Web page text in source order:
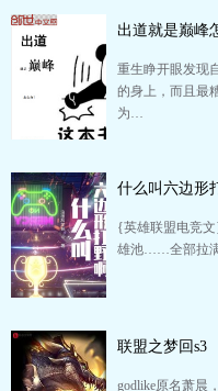
出道就是巅峰
重生睁开眼发现
的身上，而且最
为…
什么叫六边形
{英雄联盟电竞
雄池……全部拉
联盟之梦回s3
godlike原名萧晨